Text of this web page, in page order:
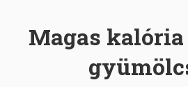
Magas